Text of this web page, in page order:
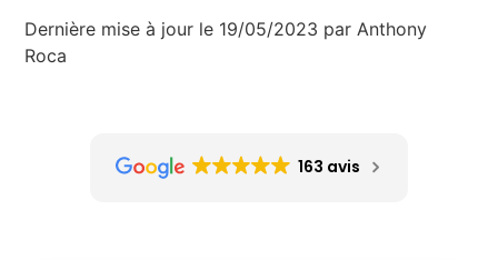
Dernière mise à jour le 19/05/2023 par Anthony
Roca
163 avis